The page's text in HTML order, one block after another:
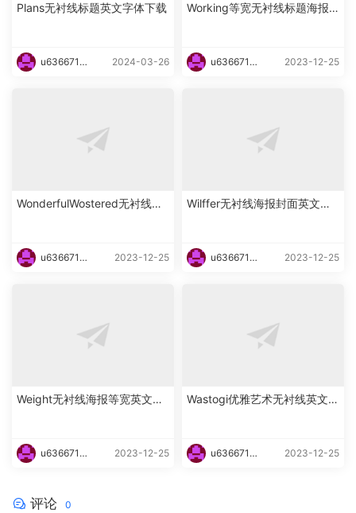
Plans无衬线标题英文字体下载
u6366719
2024-03-26
Working等宽无衬线标题海报
u6366719
2023-12-25
WonderfulWostered无衬线海
u6366719
2023-12-25
Wilffer无衬线海报封面英文字
u6366719
2023-12-25
Weight无衬线海报等宽英文字
u6366719
2023-12-25
Wastogi优雅艺术无衬线英文字
u6366719
2023-12-25
评论 0